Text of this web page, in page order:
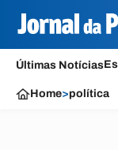
Últimas Notícias
Home>política